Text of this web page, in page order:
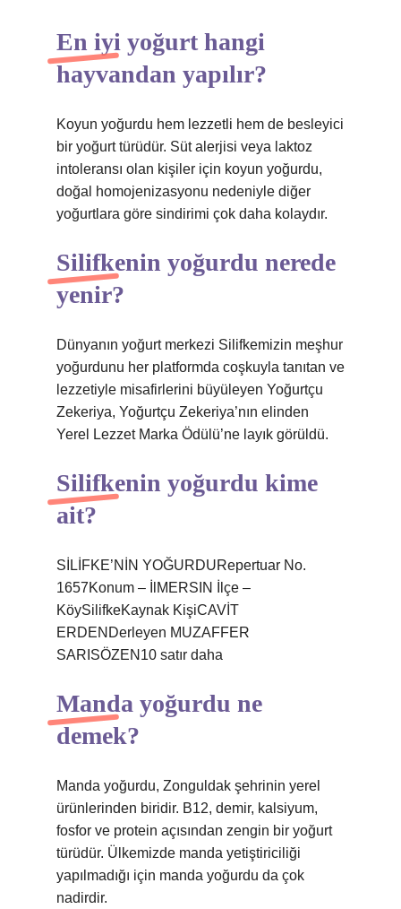
En iyi yoğurt hangi
hayvandan yapılır?
Koyun yoğurdu hem lezzetli hem de besleyici
bir yoğurt türüdür. Süt alerjisi veya laktoz
intoleransı olan kişiler için koyun yoğurdu,
doğal homojenizasyonu nedeniyle diğer
yoğurtlara göre sindirimi çok daha kolaydır.
Silifkenin yoğurdu nerede
yenir?
Dünyanın yoğurt merkezi Silifkemizin meşhur
yoğurdunu her platformda coşkuyla tanıtan ve
lezzetiyle misafirlerini büyüleyen Yoğurtçu
Zekeriya, Yoğurtçu Zekeriya’nın elinden
Yerel Lezzet Marka Ödülü’ne layık görüldü.
Silifkenin yoğurdu kime
ait?
SİLİFKE’NİN YOĞURDURepertuar No.
1657Konum – İlMERSIN İlçe –
KöySilifkeKaynak KişiCAVİT
ERDENDerleyen MUZAFFER
SARISÖZEN10 satır daha
Manda yoğurdu ne
demek?
Manda yoğurdu, Zonguldak şehrinin yerel
ürünlerinden biridir. B12, demir, kalsiyum,
fosfor ve protein açısından zengin bir yoğurt
türüdür. Ülkemizde manda yetiştiriciliği
yapılmadığı için manda yoğurdu da çok
nadirdir.